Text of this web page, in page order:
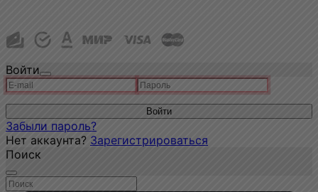
Войти
Войти
Забыли пароль?
Нет аккаунта? Зарегистрироваться
Поиск